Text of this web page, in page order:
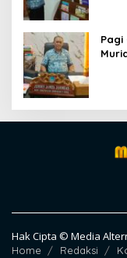
Pagi
Hak Cipta © Media
Home Redaksi